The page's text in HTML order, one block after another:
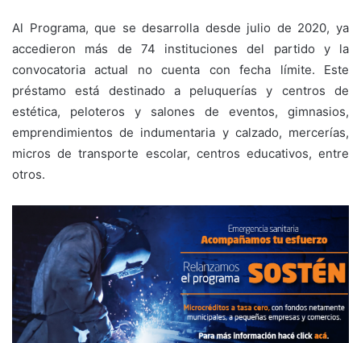
Al Programa, que se desarrolla desde julio de 2020, ya
accedieron más de 74 instituciones del partido y la
convocatoria actual no cuenta con fecha límite. Este
préstamo está destinado a peluquerías y centros de
estética, peloteros y salones de eventos, gimnasios,
emprendimientos de indumentaria y calzado, mercerías,
micros de transporte escolar, centros educativos, entre
otros.